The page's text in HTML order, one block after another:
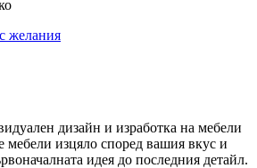
желания
дизайн и изработка на мебели
мебели изцяло според вашия вкус и
идея до последния детайл.